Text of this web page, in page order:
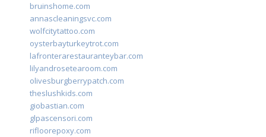
bruinshome.com
annascleaningsvc.com
wolfcitytattoo.com
oysterbayturkeytrot.com
lafronterarestauranteybar.com
lilyandrosetearoom.com
olivesburgberrypatch.com
theslushkids.com
giobastian.com
glpascensori.com
rifloorepoxy.com